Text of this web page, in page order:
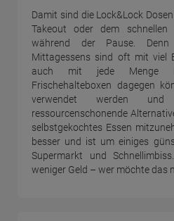
Damit sind die Lock&Lock
Takeout oder dem schnellen
während der Pause.
Mittagessens sind oft mit viel
auch mit jede Menge
Frischehalteboxen dagegen
verwendet werden
ressourcenschonende
selbstgekochtes Essen
besser und ist um einiges
Supermarkt und
weniger Geld – wer möchte das